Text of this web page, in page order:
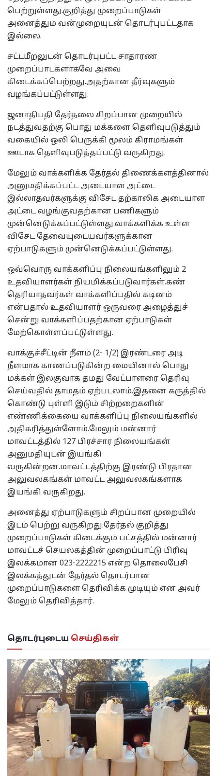
பெற்றுள்ளது.குறித்து முறைப்பாடுகள்
அனைத்தும் வன்முறையுடன் தொடர்புபட்டதாக
இல்லை.
சட்டமீறலுடன் தொடர்புபட்ட சாதாரண
முறைப்பாடகளாகவே அவை
கிடைக்கப்பெற்றது.அதற்கான தீர்வுகளும்
வழங்கப்பட்டுள்ளது.
ஜனாதிபதி தேர்தலை சிறப்பான முறையில்
நடத்துவதற்கு பொது மக்களை தெளிவுபடுத்தும்
வகையில் ஒலி பெருக்கி மூலம் கிராமங்கள்
ஊடாக தெளிவுபடுத்தப்பட்டு வருகிறது.
மேலும் வாக்களிக்க தேர்தல் திணைக்களத்தினால்
அனுமதிக்கப்பட்ட அடையாள அட்டை
இல்லாதவர்களுக்கு விசேட தற்காலிக அடையாள
அட்டை வழங்குவதற்கான பணிகளும்
முன்னெடுக்கப்பட்டுள்ளது.வாக்களிக்க உள்ள
விசேட தேவையுடையவர்களுக்கான
ஏற்பாடுகளும் முன்னெடுக்கப்பட்டுள்ளது.
ஒவ்வொரு வாக்களிப்பு நிலையங்களிலும் 2
உதவியாளர்கள் நியமிக்கப்படுவார்கள்.கண்
தெரியாதவர்கள் வாக்களிப்பதில் கடினம்
என்பதால் உதவியாளர் ஒருவரை அழைத்துச்
சென்று வாக்களிப்பதற்கான ஏற்பாடுகள்
மேற்கொள்ளப்பட்டுள்ளது.
வாக்குச்சீட்டின் நீளம் (2- 1/2) இரண்டரை அடி
நீளமாக காணப்படுகின்ற மையினால் பொது
மக்கள் இலகுவாக தமது வேட்பாளரை தெரிவு
செய்வதில் தாமதம் ஏற்படலாம்.இதனை கருத்தில்
கொண்டு புள்ளி இடும் சிற்றறைகளின்
எண்ணிக்கையை வாக்களிப்பு நிலையங்களில்
அதிகரித்துள்ளோம்.மேலும் மன்னார்
மாவட்டத்தில் 127 பிரச்சார நிலையங்கள்
அனுமதியுடன் இயங்கி
வருகின்றன.மாவட்டத்திற்கு இரண்டு பிரதான
அலுவலகங்கள் மாவட்ட அலுவலகங்களாக
இயங்கி வருகிறது.
அனைத்து ஏற்பாடுகளும் சிறப்பான முறையில்
இடம் பெற்று வருகிறது.தேர்தல் குறித்து
முறைப்பாடுகள் கிடைக்கும் பட்சத்தில் மன்னார்
மாவட்டச் செயலகத்தின் முறைப்பாட்டு பிரிவு
இலக்கமான 023-2222215 என்ற தொலைபேசி
இலக்கத்துடன் தேர்தல் தொடர்பான
முறைப்பாடுகளை தெரிவிக்க முடியும் என அவர்
மேலும் தெரிவித்தார்.
தொடர்புடைய செய்திகள்